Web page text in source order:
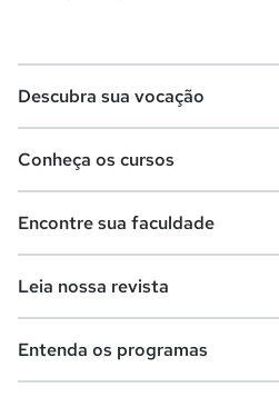
Descubra sua vocação
Conheça os cursos
Cursos técnicos
Encontre sua faculdade
Comunidade Quero
Leia nossa revista
Entenda os programas